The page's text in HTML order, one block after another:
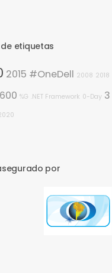
de etiquetas
2015 #OneDell 2008 2018
%G .NET Framework 0-Day 3
por